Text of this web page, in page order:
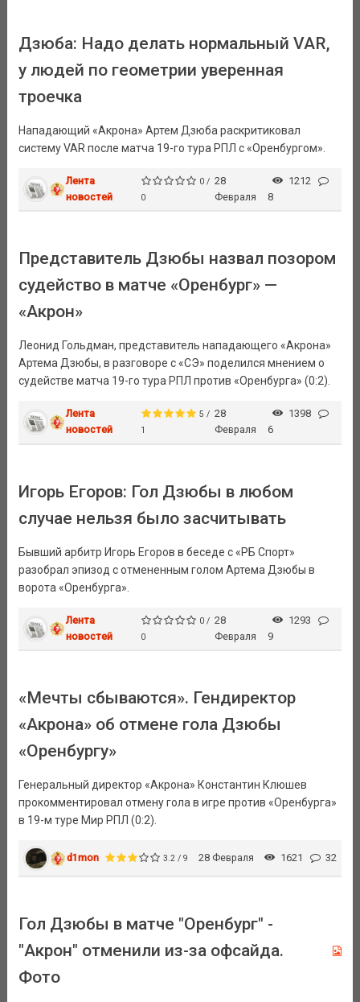
Дзюба: Надо делать нормальный VAR,
у людей по геометрии уверенная
троечка
Нападающий «Акрона» Артем Дзюба раскритиковал
систему VAR после матча 19-го тура РПЛ с «Оренбургом».
Лента
новостей
0 /
0
28
Февраля
1212
8
Представитель Дзюбы назвал позором
судейство в матче «Оренбург» —
«Акрон»
Леонид Гольдман, представитель нападающего «Акрона»
Артема Дзюбы, в разговоре с «СЭ» поделился мнением о
судействе матча 19-го тура РПЛ против «Оренбурга» (0:2).
Лента
новостей
5 /
1
28
Февраля
1398
6
Игорь Егоров: Гол Дзюбы в любом
случае нельзя было засчитывать
Бывший арбитр Игорь Егоров в беседе с «РБ Спорт»
разобрал эпизод с отмененным голом Артема Дзюбы в
ворота «Оренбурга».
Лента
новостей
0 /
0
28
Февраля
1293
9
«Мечты сбываются». Гендиректор
«Акрона» об отмене гола Дзюбы
«Оренбургу»
Генеральный директор «Акрона» Константин Клюшев
прокомментировал отмену гола в игре против «Оренбурга»
в 19-м туре Мир РПЛ (0:2).
d1mon 3.2 / 9 28 Февраля 1621 32
Гол Дзюбы в матче "Оренбург" -
"Акрон" отменили из-за офсайда.
Фото